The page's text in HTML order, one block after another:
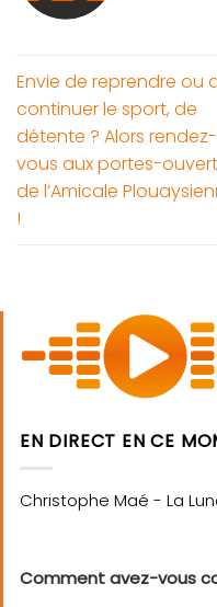
Envie de reprendre ou
continuer le sport, de
détente ? Alors rendez-
vous aux portes-
de l’Amicale
!
EN DIRECT EN CE
Comment avez-vous